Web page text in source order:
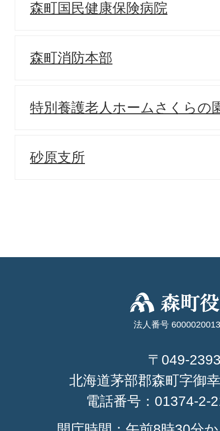
森町国民健康保険病院
森町消防本部
特別養護老人ホームさくらの
砂原支所
法人番号
〒049-
北海道茅部郡森町字御
電話番号： 01374-2-